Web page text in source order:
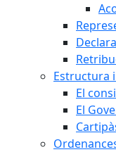
Estructura
El
El